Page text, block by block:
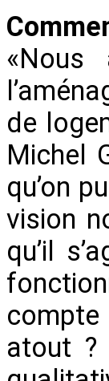
de
Michel
qu’on
vision
qu’il
atout ?